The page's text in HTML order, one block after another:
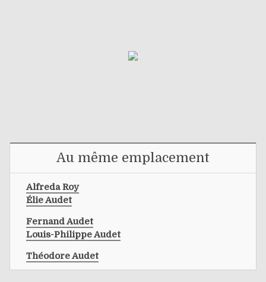
Au même emplacement
Alfreda Roy
Élie Audet
Fernand Audet
Louis-Philippe Audet
Théodore Audet